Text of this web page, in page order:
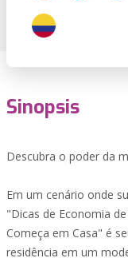
Sinopsis
Descubra o poder da
Em um cenário onde
"Dicas de Economia
Começa em Casa" é
residência em um